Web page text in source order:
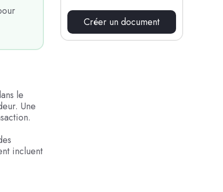
Créer un document
le
Une
incluent